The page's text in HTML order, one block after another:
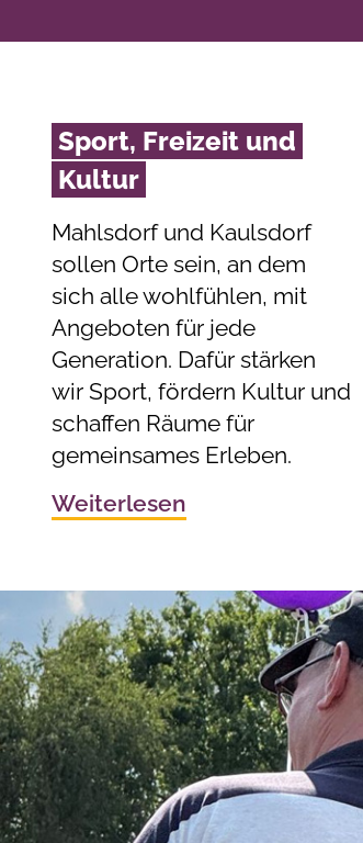
Sport, Freizeit und
Kultur
Mahlsdorf und Kaulsdorf
sollen Orte sein, an dem
sich alle wohlfühlen, mit
Angeboten für jede
Generation. Dafür stärken
wir Sport, fördern Kultur und
schaffen Räume für
gemeinsames Erleben.
Weiterlesen